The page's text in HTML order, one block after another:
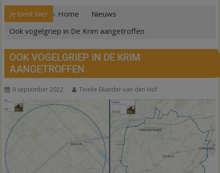
Je bent hier Home
Nieuws
Ook vogelgriep in De Krim aangetroffen
OOK VOGELGRIEP IN DE KRIM
AANGETROFFEN
9 september 2022 Tineke Eilander-van den Hof